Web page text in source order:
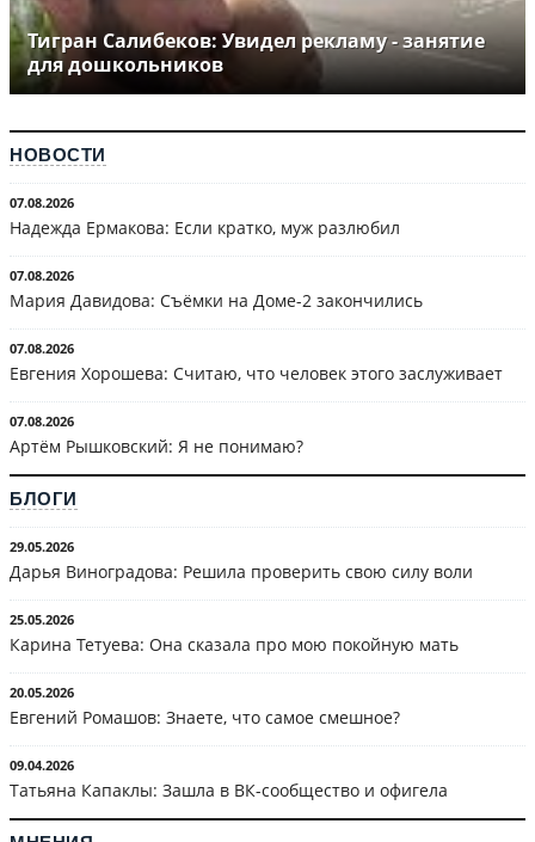
Тигран Салибеков: Увидел рекламу - занятие
для дошкольников
НОВОСТИ
07.08.2026
Надежда Ермакова: Если кратко, муж разлюбил
07.08.2026
Мария Давидова: Съёмки на Доме-2 закончились
07.08.2026
Евгения Хорошева: Считаю, что человек этого заслуживает
07.08.2026
Артём Рышковский: Я не понимаю?
БЛОГИ
29.05.2026
Дарья Виноградова: Решила проверить свою силу воли
25.05.2026
Карина Тетуева: Она сказала про мою покойную мать
20.05.2026
Евгений Ромашов: Знаете, что самое смешное?
09.04.2026
Татьяна Капаклы: Зашла в ВК-сообщество и офигела